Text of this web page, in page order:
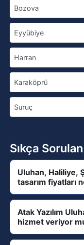
Bozova
Eyyübiye
Harran
Karaköprü
Suruç
Sıkça
Uluhan, Haliliye,
tasarım fiyatları
Atak Yazılım
hizmet veriyor